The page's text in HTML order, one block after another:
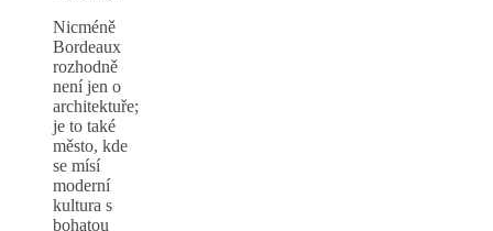
Nicméně
Bordeaux
rozhodně
není jen o
architektuře;
je to také
město, kde
se mísí
moderní
kultura s
bohatou